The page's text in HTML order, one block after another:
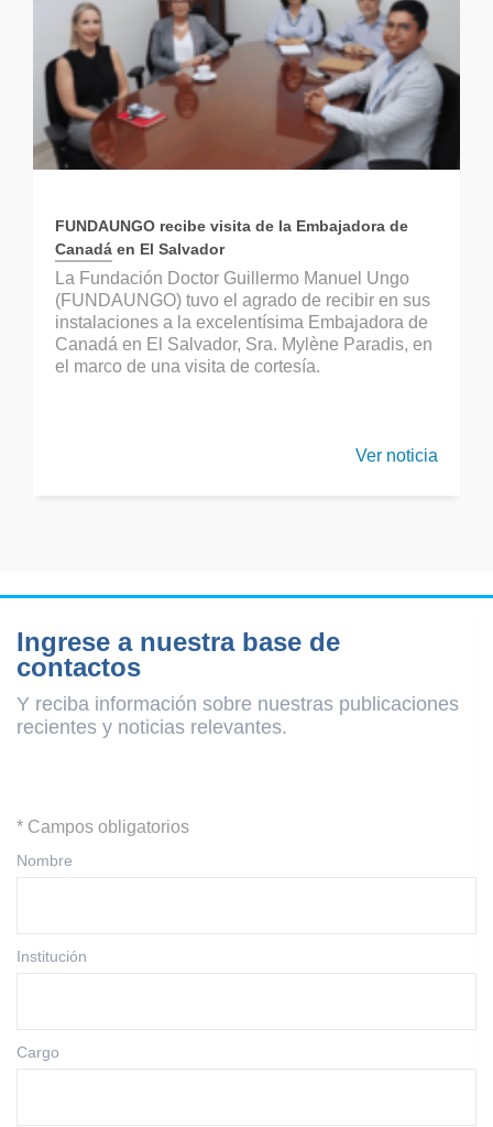
FUNDAUNGO recibe visita de la Embajadora de
Canadá en El Salvador
La Fundación Doctor Guillermo Manuel Ungo
(FUNDAUNGO) tuvo el agrado de recibir en sus
instalaciones a la excelentísima Embajadora de
Canadá en El Salvador, Sra. Mylène Paradis, en
el marco de una visita de cortesía.
Ver noticia
Ingrese a nuestra base de
contactos
Y reciba información sobre nuestras publicaciones
recientes y noticias relevantes.
* Campos obligatorios
Nombre
Institución
Cargo